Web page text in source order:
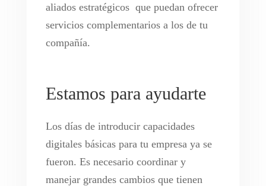
aliados estratégicos que puedan ofrecer
servicios complementarios a los de tu
compañía.
Estamos para ayudarte
Los días de introducir capacidades
digitales básicas para tu empresa ya se
fueron. Es necesario coordinar y
manejar grandes cambios que tienen